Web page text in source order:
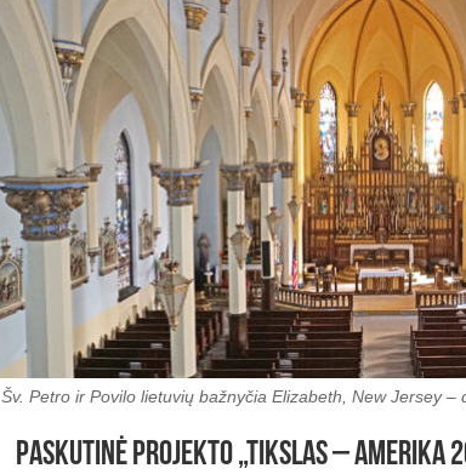
Šv. Petro ir Povilo lietuvių bažnyčia Elizabeth, New Jersey
Paskutinė projekto „Tikslas – Amerika